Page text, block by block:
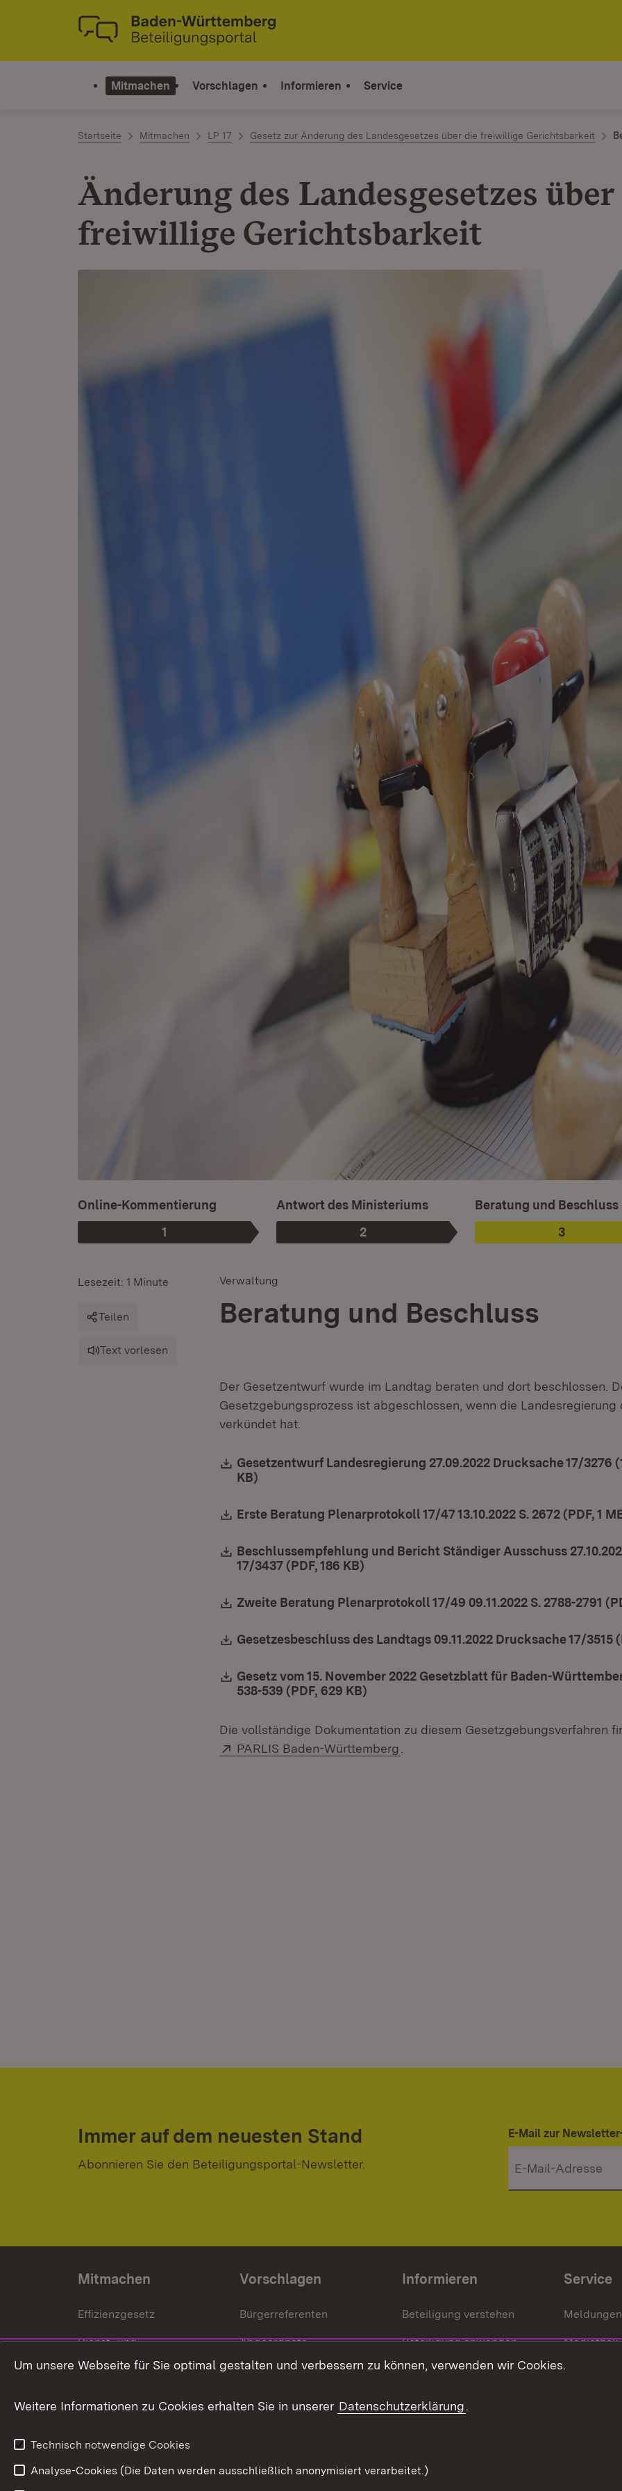
Zum Inhalt springen
Link zur Startseite
Mitmachen Vorschlagen Informieren Service
Startseite Mitmachen LP 17 Gesetz zur Änderung des Landesgesetzes über die freiwillige Gerichtsbarkeit
Änderung des Landesgesetzes über
freiwillige Gerichtsbarkeit
Phase
1
:
Online-Kommentierung
Phase
2
:
Antwort des Ministeriums
Phase
3
:
Ist ausgewählt.
Beratung und Beschluss
Verwaltung
Beratung und Beschluss
Lesezeit: 1 Minute
Teilen
Text vorlesen
Der Gesetzentwurf wurde im Landtag beraten und dort beschlossen.
Gesetzgebungsprozess ist abgeschlossen, wenn die Landesregierung
verkündet hat.
Download:
Gesetzentwurf Landesregierung 27.09.2022 Drucksache 17/3276
KB)
Download:
Erste Beratung Plenarprotokoll 17/47 13.10.2022 S. 2672 (PDF, 1
Download:
Beschlussempfehlung und Bericht Ständiger Ausschuss
17/3437 (PDF, 186 KB)
Download:
Zweite Beratung Plenarprotokoll 17/49 09.11.2022 S. 2788-2791
Download:
Gesetzesbeschluss des Landtags 09.11.2022 Drucksache 17/3515
Download:
Gesetz vom 15. November 2022 Gesetzblatt für Baden-
538-539 (PDF, 629 KB)
Die vollständige Dokumentation zu diesem Gesetzgebungsverfahren
Extern:
PARLIS Baden-Württemberg
Immer auf dem neuesten Stand
Abonnieren Sie den Beteiligungsportal-Newsletter.
E-Mail zur
Mitmachen
Effizienzgesetz
Dienst- und
Versorgungsbezüge
Weitere
Vorschlagen
Bürgerreferenten
Abgeordnete
Bürgerbeauftragte
Informieren
Beteiligung verstehen
Beteiligung anwenden
Beteiligung stärken
Service
Meldungen
Mediathek
Um unsere Webseite für Sie optimal gestalten und verbessern zu können, verwenden wir Cookies.
Weitere Informationen zu Cookies erhalten Sie in unserer Datenschutzerklärung.
Technisch notwendige Cookies
Analyse-Cookies (Die Daten werden ausschließlich anonymisiert verarbeitet.)